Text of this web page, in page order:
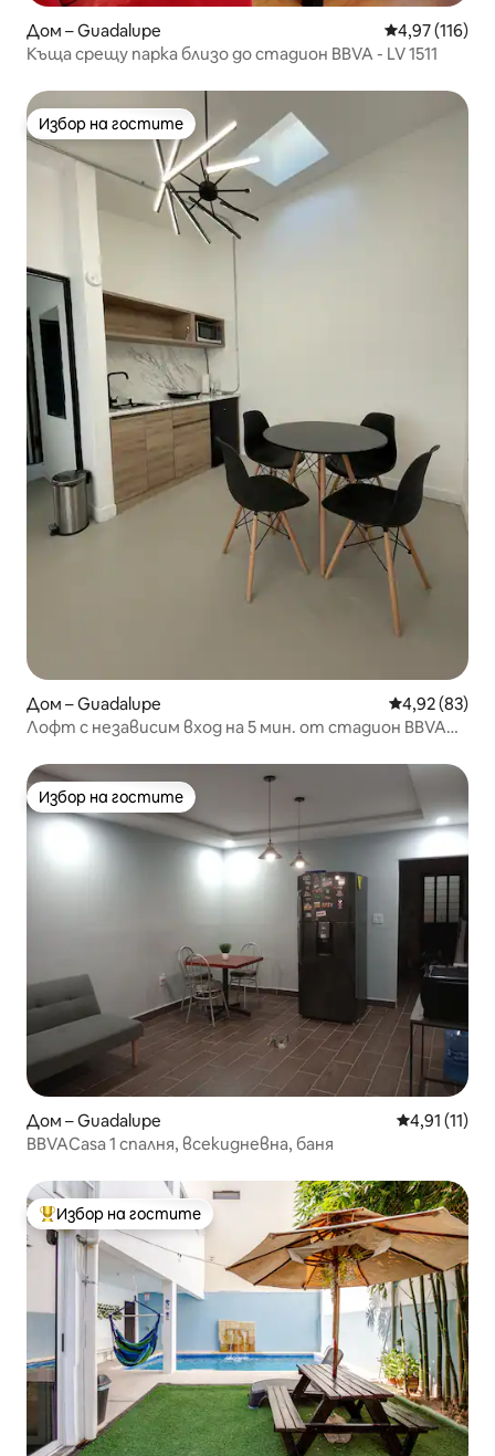
Дом – Guadalupe Средна
4,97 (116)
Къща срещу парка близо до стадион BBVA - LV 1511
Избор на гостите
Избор на гостите
Дом – Guadalupe Средна
4,92 (83)
Лофт с независим вход на 5 мин. от стадион BBVA
Избор на гостите
Избор на гостите
Дом – Guadalupe Средна
4,91 (11)
BBVACasa 1 спалня, всекидневна, баня
Най-популярен избор на гостите
Избор на гостите